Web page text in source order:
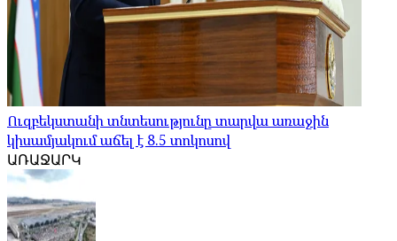
Ուզբեկստանի տնտեսությունը տարվա առաջին
կիսամյակում աճել է 8.5 տոկոսով
ԱՌԱՋԱՐԿ